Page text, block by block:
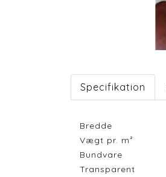
Specifikation
Bredde
Vægt pr. m²
Bundvare
Transparent